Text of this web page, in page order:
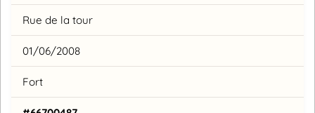
Rue de la tour
01/06/2008
Fort